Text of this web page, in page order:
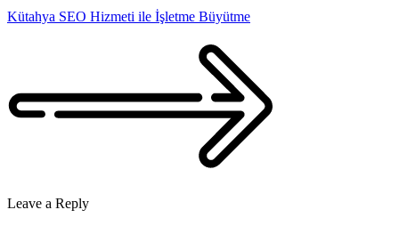
Kütahya SEO Hizmeti ile İşletme Büyütme
Leave a Reply